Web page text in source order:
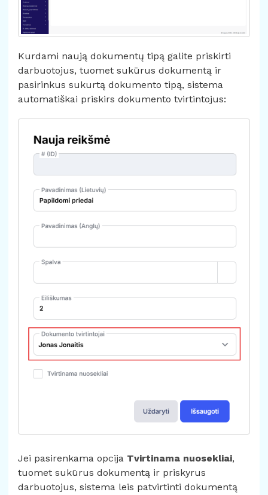
Kurdami naują dokumentų tipą galite priskirti
darbuotojus, tuomet sukūrus dokumentą ir
pasirinkus sukurtą dokumento tipą, sistema
automatiškai priskirs dokumento tvirtintojus:
Jei pasirenkama opcija Tvirtinama nuosekliai,
tuomet sukūrus dokumentą ir priskyrus
darbuotojus, sistema leis patvirtinti dokumentą